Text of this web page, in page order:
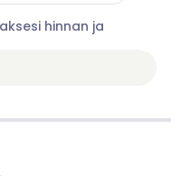
hinnan ja